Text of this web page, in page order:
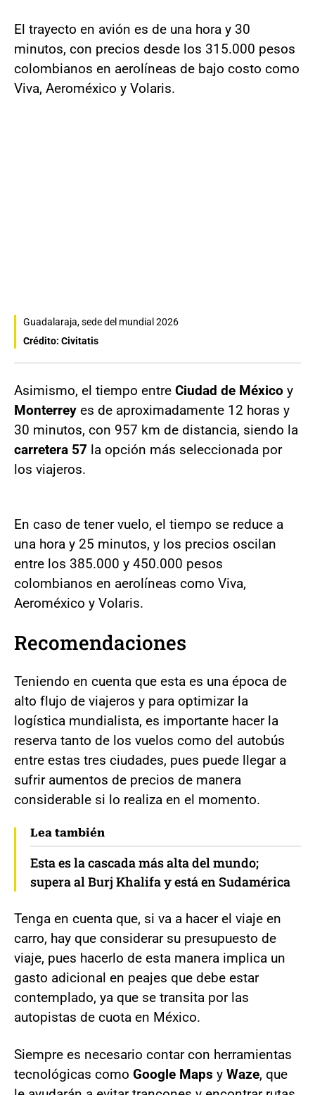
El trayecto en avión es de una hora y 30
minutos, con precios desde los 315.000 pesos
colombianos en aerolíneas de bajo costo como
Viva, Aeroméxico y Volaris.
Guadalaraja, sede del mundial 2026
Crédito: Civitatis
Asimismo, el tiempo entre Ciudad de México y
Monterrey es de aproximadamente 12 horas y
30 minutos, con 957 km de distancia, siendo la
carretera 57 la opción más seleccionada por
los viajeros.
En caso de tener vuelo, el tiempo se reduce a
una hora y 25 minutos, y los precios oscilan
entre los 385.000 y 450.000 pesos
colombianos en aerolíneas como Viva,
Aeroméxico y Volaris.
Recomendaciones
Teniendo en cuenta que esta es una época de
alto flujo de viajeros y para optimizar la
logística mundialista, es importante hacer la
reserva tanto de los vuelos como del autobús
entre estas tres ciudades, pues puede llegar a
sufrir aumentos de precios de manera
considerable si lo realiza en el momento.
Lea también
Esta es la cascada más alta del mundo;
supera al Burj Khalifa y está en Sudamérica
Tenga en cuenta que, si va a hacer el viaje en
carro, hay que considerar su presupuesto de
viaje, pues hacerlo de esta manera implica un
gasto adicional en peajes que debe estar
contemplado, ya que se transita por las
autopistas de cuota en México.
Siempre es necesario contar con herramientas
tecnológicas como Google Maps y Waze, que